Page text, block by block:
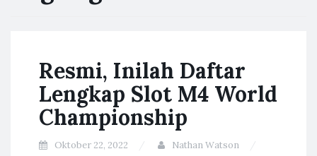
Resmi, Inilah Daftar
Lengkap Slot M4 World
Championship
Oktober 22, 2022
Nathan Watson